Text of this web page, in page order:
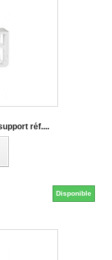
réf....
Disponible